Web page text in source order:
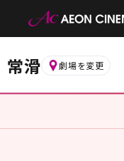
常滑 劇場を変更